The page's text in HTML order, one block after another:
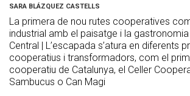
SARA BLÁZQUEZ CASTELLS
La primera de nou rutes cooperatives
industrial amb el paisatge i la
Central | L’escapada s’atura en diferents
cooperatius i transformadors, com el
cooperatiu de Catalunya, el Celler
Sambucus o Can Magi